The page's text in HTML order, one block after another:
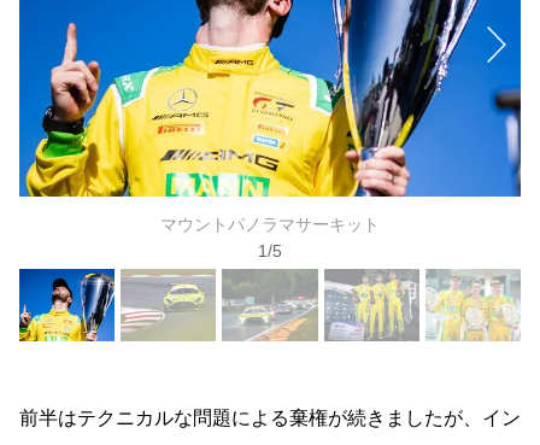
マウントパノラマサーキット
1/5
前半はテクニカルな問題による棄権が続きましたが、イン